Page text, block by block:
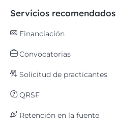
Servicios recomendados
Financiación
Convocatorias
Solicitud de practicantes
QRSF
Retención en la fuente